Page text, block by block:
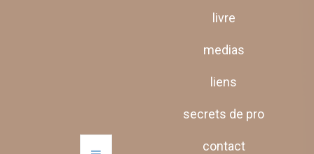
livre
medias
liens
secrets de pro
contact